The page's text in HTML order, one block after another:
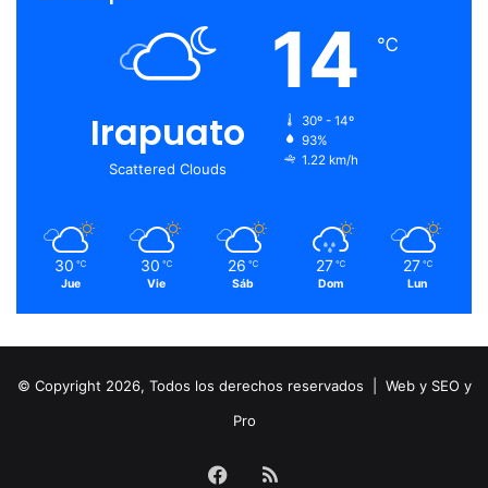
Irapuato
Scattered Clouds
14 ℃
30º - 14º
93%
1.22 km/h
30 ℃
Jue
30 ℃
Vie
26 ℃
Sáb
27 ℃
Dom
27 ℃
Lun
© Copyright 2026, Todos los derechos reservados | Web y SEO y
Pro
Facebook